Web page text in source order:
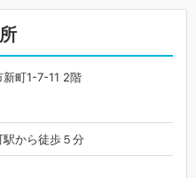
新町1-7-11 2階
から徒歩５分